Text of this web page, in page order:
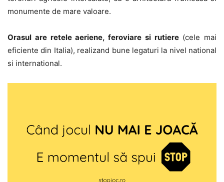
monumente de mare valoare.
Orasul are retele aeriene, feroviare si rutiere(cele mai
eficiente din Italia), realizand bune legaturi la nivel national
si international.